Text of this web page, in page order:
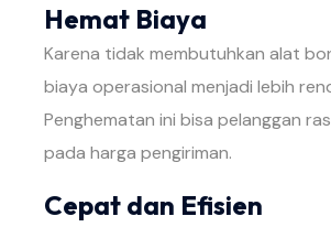
Hemat Biaya
Karena tidak membutuhkan alat
biaya operasional menjadi lebih
Penghematan ini bisa pelanggan
pada harga pengiriman.
Cepat dan Efisien